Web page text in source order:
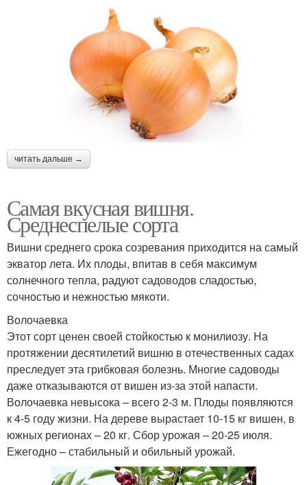
читать дальше →
Самая вкусная вишня.
Среднеспелые сорта
Вишни среднего срока созревания приходится на самый
экватор лета. Их плоды, впитав в себя максимум
солнечного тепла, радуют садоводов сладостью,
сочностью и нежностью мякоти.
Волочаевка
Этот сорт ценен своей стойкостью к монилиозу. На
протяжении десятилетий вишню в отечественных садах
преследует эта грибковая болезнь. Многие садоводы
даже отказываются от вишен из-за этой напасти.
Волочаевка невысока – всего 2-3 м. Плоды появляются
к 4-5 году жизни. На дереве вырастает 10-15 кг вишен, в
южных регионах – 20 кг. Сбор урожая – 20-25 июля.
Ежегодно – стабильный и обильный урожай.